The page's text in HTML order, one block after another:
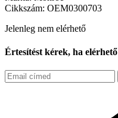
Cikkszám: OEM0300703
Jelenleg nem elérhető
Értesítést kérek, ha elérhető